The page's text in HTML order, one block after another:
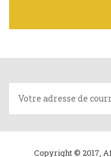
page
Copyright © 2017,